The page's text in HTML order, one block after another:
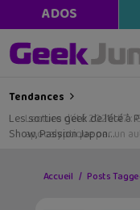
ADOS
Tendances
Les sorties geek de l’été à
Show, Passion Japon…
Accueil Posts